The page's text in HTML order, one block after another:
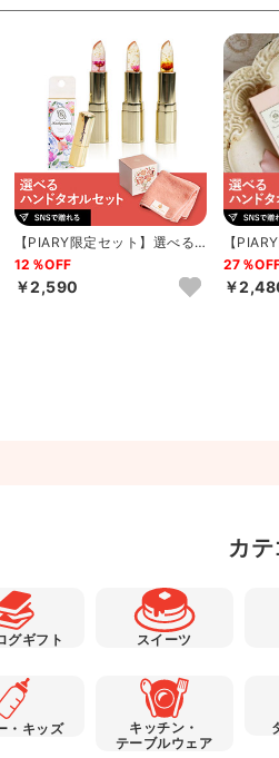
【PIARY限定セット】選べるT
HE QUEEN’S T...
12％OFF
￥2,590
【
HE
27％
￥
カ
グギフト スイーツ
・キッズ
キッチン・
テーブルウェア